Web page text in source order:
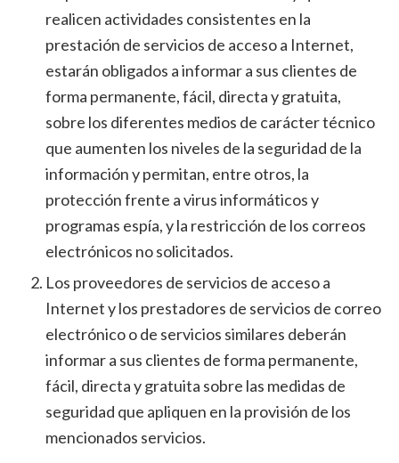
realicen actividades consistentes en la
prestación de servicios de acceso a Internet,
estarán obligados a informar a sus clientes de
forma permanente, fácil, directa y gratuita,
sobre los diferentes medios de carácter técnico
que aumenten los niveles de la seguridad de la
información y permitan, entre otros, la
protección frente a virus informáticos y
programas espía, y la restricción de los correos
electrónicos no solicitados.
Los proveedores de servicios de acceso a
Internet y los prestadores de servicios de correo
electrónico o de servicios similares deberán
informar a sus clientes de forma permanente,
fácil, directa y gratuita sobre las medidas de
seguridad que apliquen en la provisión de los
mencionados servicios.